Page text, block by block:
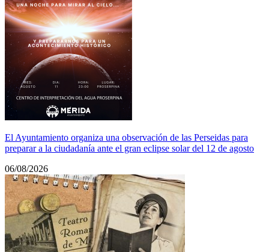
El Ayuntamiento organiza una observación de las Perseidas para
preparar a la ciudadanía ante el gran eclipse solar del 12 de agosto
06/08/2026